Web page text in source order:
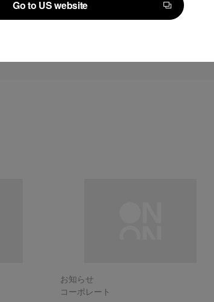
Go to US website
Go to US website
お知らせ
コーポレート